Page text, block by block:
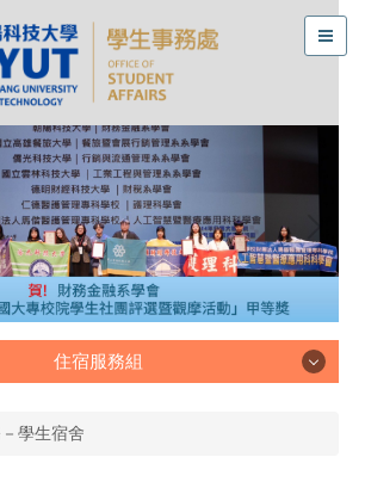
住宿服務組
住宿服務組
學生宿舍